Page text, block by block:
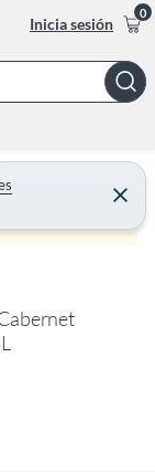
Inicia sesión
0
C
e
r